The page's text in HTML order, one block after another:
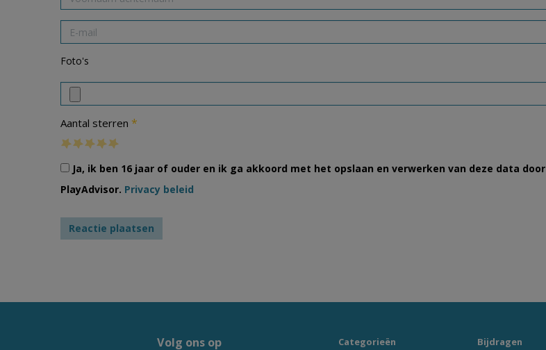
Foto's
Aantal sterren *
Ja, ik ben 16 jaar of ouder en ik ga akkoord met het opslaan en verwerken van deze data door
PlayAdvisor. Privacy beleid
Volg ons op Categorieën Bijdragen